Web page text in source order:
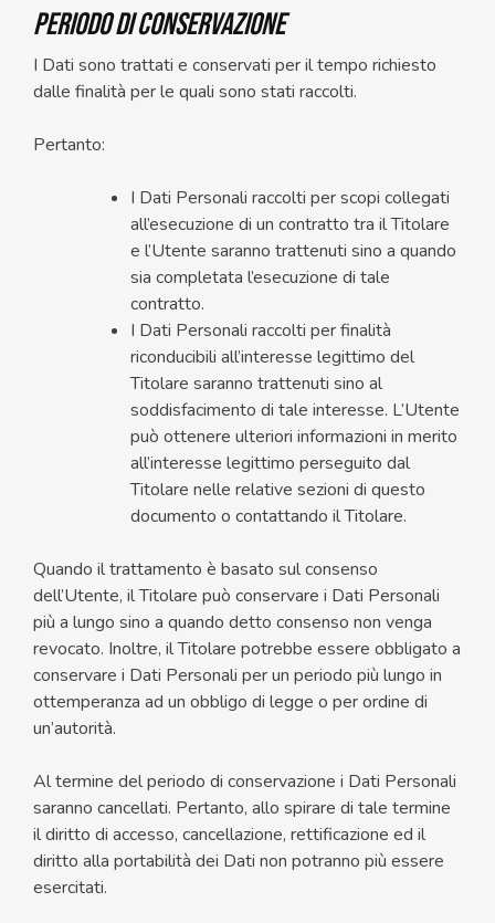
Periodo di conservazione
I Dati sono trattati e conservati per il tempo richiesto
dalle finalità per le quali sono stati raccolti.
Pertanto:
I Dati Personali raccolti per scopi collegati
all’esecuzione di un contratto tra il Titolare
e l’Utente saranno trattenuti sino a quando
sia completata l’esecuzione di tale
contratto.
I Dati Personali raccolti per finalità
riconducibili all’interesse legittimo del
Titolare saranno trattenuti sino al
soddisfacimento di tale interesse. L’Utente
può ottenere ulteriori informazioni in merito
all’interesse legittimo perseguito dal
Titolare nelle relative sezioni di questo
documento o contattando il Titolare.
Quando il trattamento è basato sul consenso
dell’Utente, il Titolare può conservare i Dati Personali
più a lungo sino a quando detto consenso non venga
revocato. Inoltre, il Titolare potrebbe essere obbligato a
conservare i Dati Personali per un periodo più lungo in
ottemperanza ad un obbligo di legge o per ordine di
un’autorità.
Al termine del periodo di conservazione i Dati Personali
saranno cancellati. Pertanto, allo spirare di tale termine
il diritto di accesso, cancellazione, rettificazione ed il
diritto alla portabilità dei Dati non potranno più essere
esercitati.